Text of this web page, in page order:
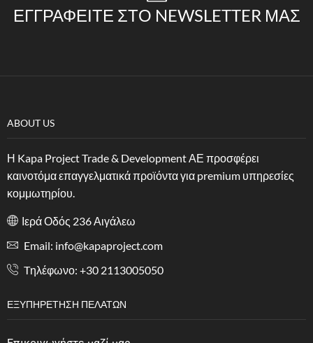
ΕΓΓΡΑΦΕΊΤΕ ΣΤΟ NEWSLETTER ΜΑΣ
ABOUT US
Η Kapa Project Trade & Development ΑΕ προσφέρει
καινοτόμα επαγγελματικά προϊόντα για premium υπηρεσίες
κομμωτηρίου.
Ιερά Οδός 236 Αιγάλεω
Email: info@kapaproject.com
Tηλέφωνο: +30 2113005050
ΕΞΥΠΗΡΈΤΗΣΗ ΠΕΛΑΤΏΝ